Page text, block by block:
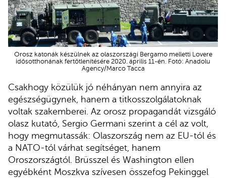
Orosz katonák készülnek az olaszországi Bergamo melletti Lovere
idősotthonának fertőtlenítésére 2020. április 11-én. Fotó: Anadolu
Agency/Marco Tacca
Csakhogy közülük jó néhányan nem annyira az
egészségügynek, hanem a titkosszolgálatoknak
voltak szakemberei. Az orosz propagandát vizsgáló
olasz kutató, Sergio Germani szerint a cél az volt,
hogy megmutassák: Olaszország nem az EU-tól és
a NATO-tól várhat segítséget, hanem
Oroszországtól. Brüsszel és Washington ellen
egyébként Moszkva szívesen összefog Pekinggel